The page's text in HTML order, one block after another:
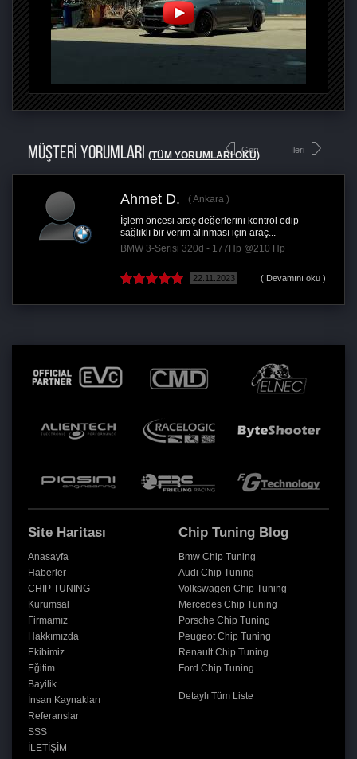
MÜŞTERİ YORUMLARI (TÜM YORUMLARI OKU)
Geri
Ahmet D.
Ankara
İşlem öncesi araç değerlerini kontrol edip
sağlıklı bir verim alınması için araç...
BMW 3-Serisi 320d - 177Hp @210 Hp
22.11.2023 ( Devamını oku )
İleri
Site Haritası
Anasayfa
Haberler
CHIP TUNING
Kurumsal
Firmamız
Hakkımızda
Ekibimiz
Eğitim
Bayilik
İnsan Kaynakları
Referanslar
SSS
İLETİŞİM
Chip Tuning Blog
Bmw Chip Tuning
Audi Chip Tuning
Volkswagen Chip Tuning
Mercedes Chip Tuning
Porsche Chip Tuning
Peugeot Chip Tuning
Renault Chip Tuning
Ford Chip Tuning
Detaylı Tüm Liste